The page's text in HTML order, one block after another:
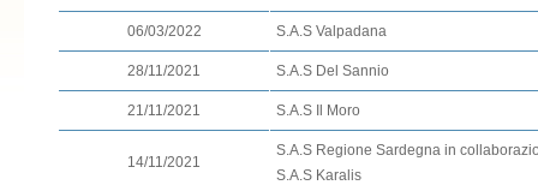
06/03/2022 S.A.S Valpadana
28/11/2021 S.A.S Del Sannio
21/11/2021 S.A.S Il Moro
14/11/2021
S.A.S Regione Sardegna in
S.A.S Karalis